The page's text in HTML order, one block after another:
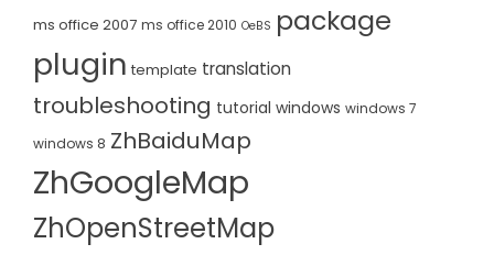
ms office 2007 ms office 2010 OeBS package
plugin template translation
troubleshooting tutorial windows windows 7
windows 8 ZhBaiduMap
ZhGoogleMap
ZhOpenStreetMap